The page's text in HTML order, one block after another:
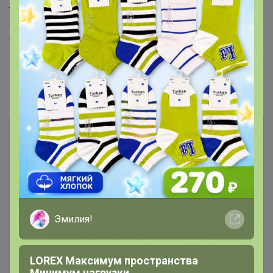
трения. Впитываемость микрофибры 560%
собственного веса. Тюрбан легко стирается и быстро
сохнет. Стирать любым способом. Не использовать
кондиционер для белья. НЕ ГЛАДИТЬ! НЕ КИПЯТИТЬ!
Комментарии 9
Чтобы написать комментарий необходимо
авторизоваться на сайте!
Это займет меньше минуты
Эмилия!
LOREX Максимум пространства